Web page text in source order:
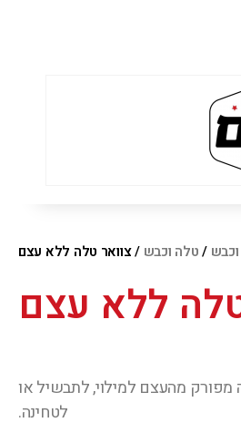
/טלה וכבש / צוואר טלה ללא עצם
ללא עצם
מפורק מהעצם למילוי, לתבשיל או
לטחינה.